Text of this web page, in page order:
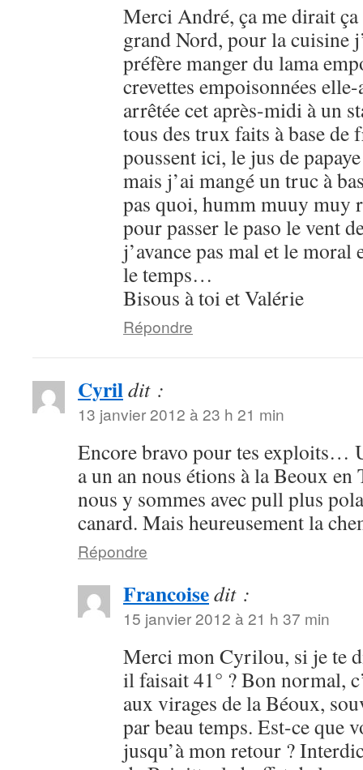
Merci André, ça me dirait
grand Nord, pour la cuisine
préfère manger du lama
crevettes empoisonnées
arrêtée cet après-midi à un
tous des trux faits à base
poussent ici, le jus de
mais j’ai mangé un truc à
pas quoi, humm muuy
pour passer le paso le vent
j’avance pas mal et le moral
le temps…
Bisous à toi et Valérie
Répondre
Cyrildit :
13 janvier 2012 à 23 h 21 min
Encore bravo pour tes exploits…
a un an nous étions à la Beoux
nous y sommes avec pull plus
canard. Mais heureusement la
Répondre
Francoisedit :
15 janvier 2012 à 21 h 37 min
Merci mon Cyrilou, si je te
il faisait 41° ? Bon normal,
aux virages de la Béoux,
par beau temps. Est-ce que
jusqu’à mon retour ?